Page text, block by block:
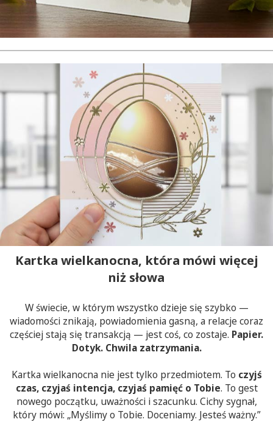
Kartka wielkanocna, która mówi więcej
niż słowa
W świecie, w którym wszystko dzieje się szybko —
wiadomości znikają, powiadomienia gasną, a relacje coraz
częściej stają się transakcją — jest coś, co zostaje. Papier.
Dotyk. Chwila zatrzymania.
Kartka wielkanocna nie jest tylko przedmiotem. To czyjś
czas, czyjaś intencja, czyjaś pamięć o Tobie. To gest
nowego początku, uważności i szacunku. Cichy sygnał,
który mówi: „Myślimy o Tobie. Doceniamy. Jesteś ważny.”